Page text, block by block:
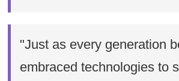
"Just as every generation
embraced technologies to